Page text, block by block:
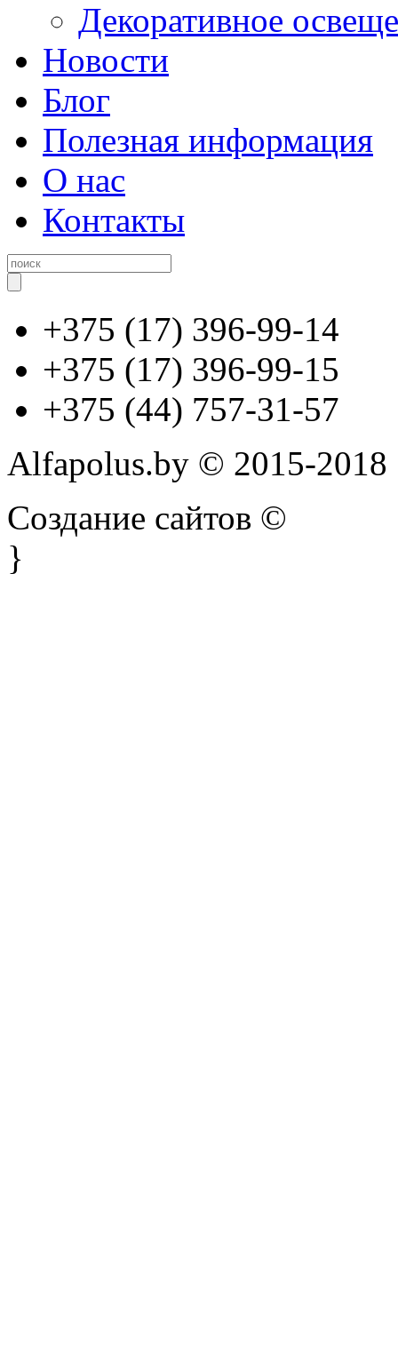
Декоративное
Новости
Блог
Полезная информация
О нас
Контакты
+375 (17) 396-99-14
+375 (17) 396-99-15
+375 (44) 757-31-57
Alfapolus.by © 2015-2018
Создание сайтов ©
}